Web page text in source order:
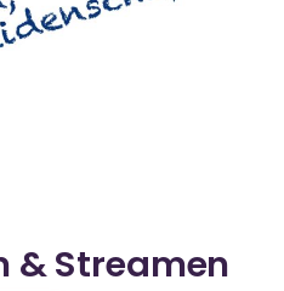
& Streamen